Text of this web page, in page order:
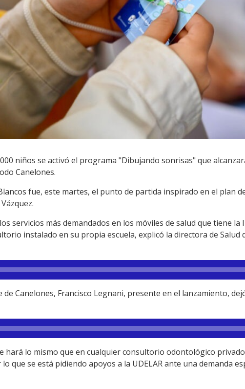
niños se activó el programa "Dibujando sonrisas" que
Canelones.
fue, este martes, el punto de partida inspirado en el plan
servicios más demandados en los móviles de salud que tiene la
instalado en su propia escuela, explicó la directora de Salud
Canelones, Francisco Legnani, presente en el lanzamiento,
hará lo mismo que en cualquier consultorio odontológico
que se está pidiendo apoyos a la UDELAR ante una demanda